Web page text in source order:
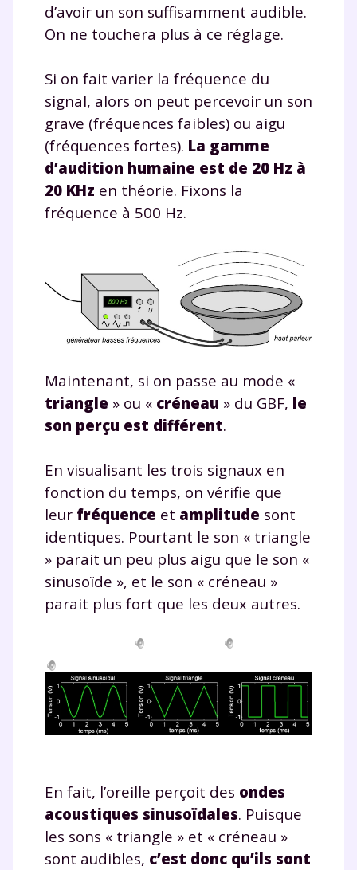
d’avoir un son suffisamment audible.
On ne touchera plus à ce réglage.
Si on fait varier la fréquence du
signal, alors on peut percevoir un son
grave (fréquences faibles) ou aigu
(fréquences fortes). La gamme
d’audition humaine est de 20 Hz à
20 KHz en théorie. Fixons la
fréquence à 500 Hz.
Maintenant, si on passe au mode «
triangle » ou « créneau » du GBF, le
son perçu est différent.
En visualisant les trois signaux en
fonction du temps, on vérifie que
leur fréquence et amplitude sont
identiques. Pourtant le son « triangle
» parait un peu plus aigu que le son «
sinusoïde », et le son « créneau »
parait plus fort que les deux autres.
En fait, l’oreille perçoit des ondes
acoustiques sinusoïdales. Puisque
les sons « triangle » et « créneau »
sont audibles, c’est donc qu’ils sont